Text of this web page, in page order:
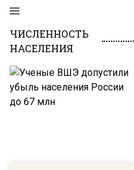
ЧИСЛЕННОСТЬ
НАСЕЛЕНИЯ